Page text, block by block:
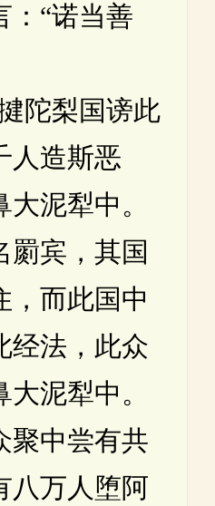
“诺当善
梨国谤此
人造斯恶
泥犁中。
罽宾，其国
，而此国中
经法，此众
泥犁中。
聚中尝有共
八万人堕阿